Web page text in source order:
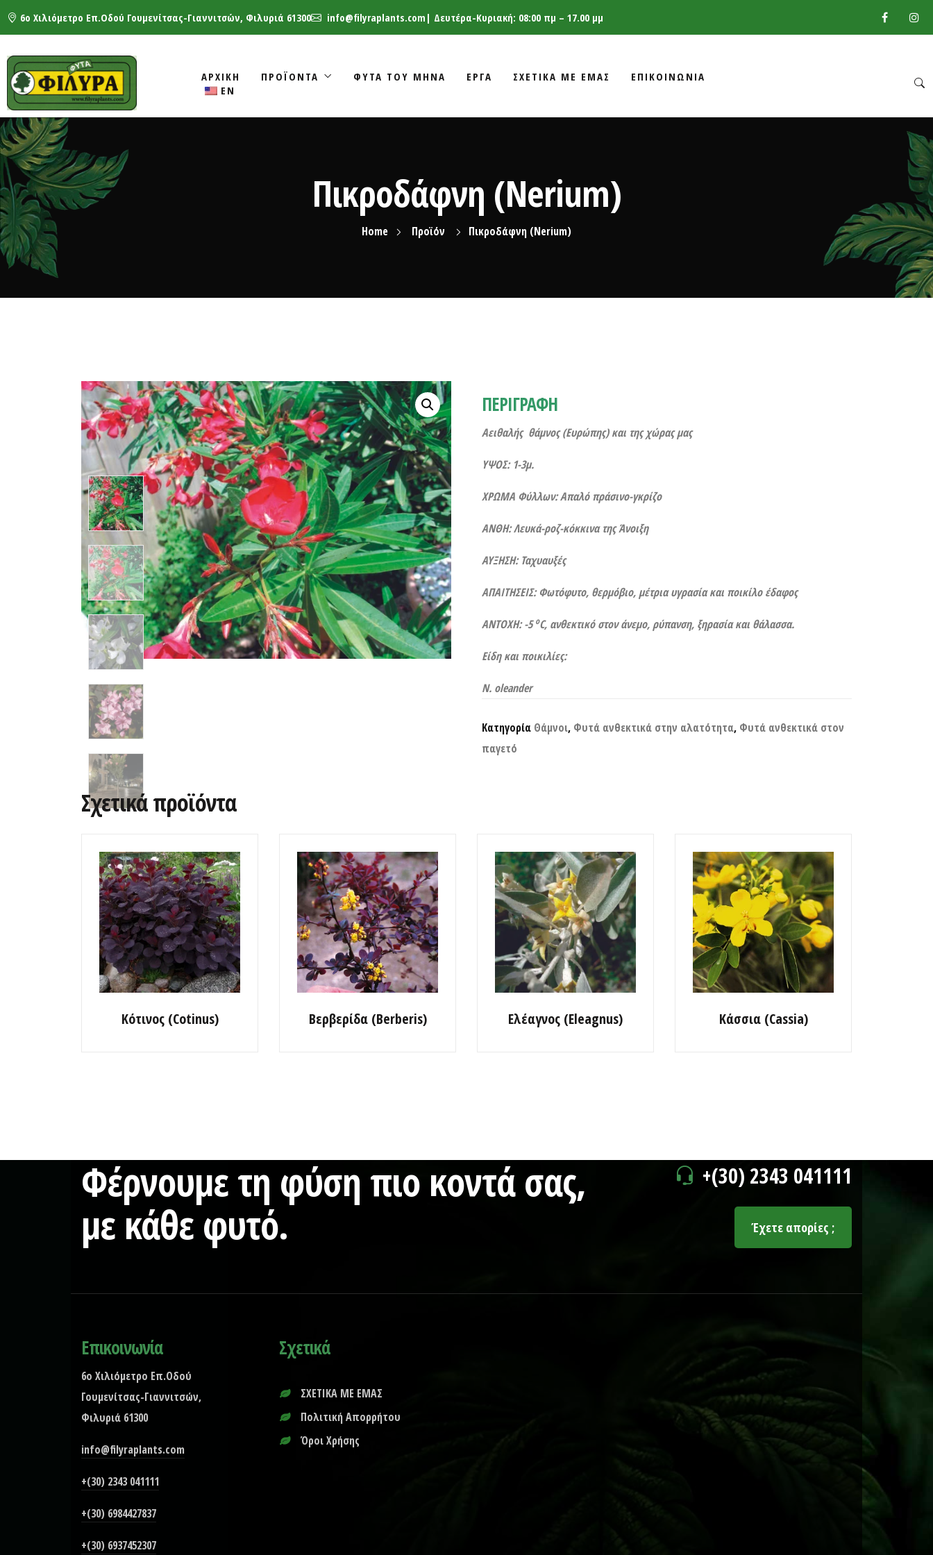
6ο Χιλιόμετρο Επ.Οδού Γουμενίτσας-Γιαννιτσών, Φιλυριά 61300 info@filyraplants.com | Δευτέρα-Κυριακή: 08:00 πμ – 17.00 μμ
ΑΡΧΙΚΗ ΠΡΟΪΟΝΤΑ ΦΥΤΑ ΤΟΥ ΜΗΝΑ ΈΡΓΑ ΣΧΕΤΙΚΑ ΜΕ ΕΜΑΣ
ΕΠΙΚΟΙΝΩΝΙΑ
EN
Πικροδάφνη (Nerium)
Home Προϊόν Πικροδάφνη (Nerium)
ΠΕΡΙΓΡΑΦΗ
Αειθαλής θάμνος (Ευρώπης) και της χώρας μας
ΥΨΟΣ: 1-3μ.
ΧΡΩΜΑ Φύλλων: Απαλό πράσινο-γκρίζο
ΑΝΘΗ: Λευκά-ροζ-κόκκινα της Άνοιξη
ΑΥΞΗΣΗ: Ταχυαυξές
ΑΠΑΙΤΗΣΕΙΣ: Φωτόφυτο, θερμόβιο, μέτρια υγρασία και ποικίλο έδαφος
ΑΝΤΟΧΗ: -5οC, ανθεκτικό στον άνεμο, ρύπανση, ξηρασία και θάλασσα.
Είδη και ποικιλίες:
N. oleander
Κατηγορία Θάμνοι, Φυτά ανθεκτικά στην αλατότητα, Φυτά ανθεκτικά στον
παγετό
Σχετικά προϊόντα
Κότινος (Cotinus) Βερβερίδα (Berberis) Ελέαγνος (Eleagnus) Κάσσια (Cassia)
Φέρνουμε τη φύση πιο κοντά σας,
με κάθε φυτό.
+(30) 2343 041111
Έχετε απορίες ;
Επικοινωνία
6ο Χιλιόμετρο Επ.Οδού
Γουμενίτσας-Γιαννιτσών,
Φιλυριά 61300
info@filyraplants.com
+(30) 2343 041111
+(30) 6984427837
+(30) 6937452307
Σχετικά
ΣΧΕΤΙΚΑ ΜΕ ΕΜΑΣ
Πολιτική Απορρήτου
Όροι Χρήσης